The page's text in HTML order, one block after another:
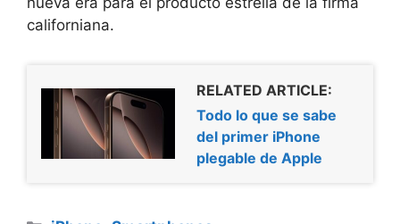
californiana.
RELATED ARTICLE:
Todo lo que se sabe
del primer iPhone
plegable de Apple